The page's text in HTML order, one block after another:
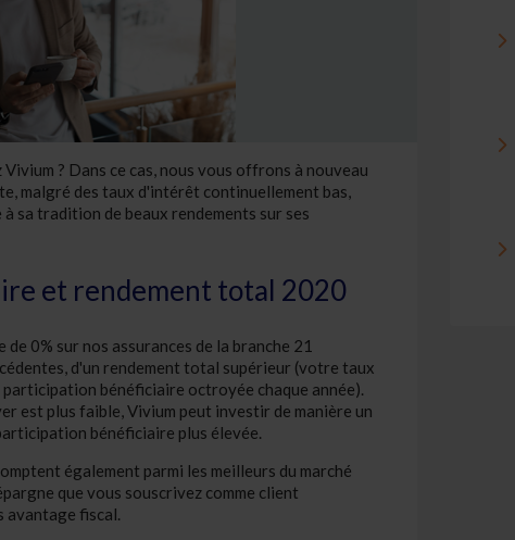
? Dans ce cas, nous vous offrons à nouveau
malgré des taux d'intérêt continuellement bas,
sa tradition de beaux rendements sur ses
et rendement total 2020
0% sur nos assurances de la branche 21
d'un rendement total supérieur (votre taux
bénéficiaire octroyée chaque année).
est plus faible, Vivium peut investir de manière un
bénéficiaire plus élevée.
également parmi les meilleurs du marché
que vous souscrivez comme client
avantage fiscal.